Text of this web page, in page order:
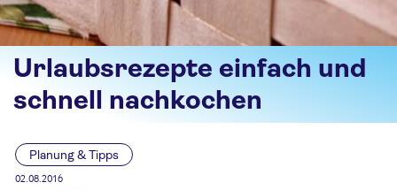
Urlaubsrezepte einfach und
schnell nachkochen
Planung & Tipps
02.08.2016